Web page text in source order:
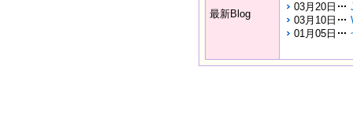
最新Blog
03月20日
03月10日
01月05日